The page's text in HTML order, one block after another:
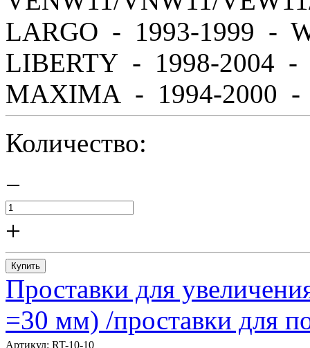
LARGO - 1993-1999 -
LIBERTY - 1998-2004
MAXIMA - 1994-2000 -
Количество:
−
+
Купить
Проставки для
=30 мм) /проставки для
Артикул: RT-10-10